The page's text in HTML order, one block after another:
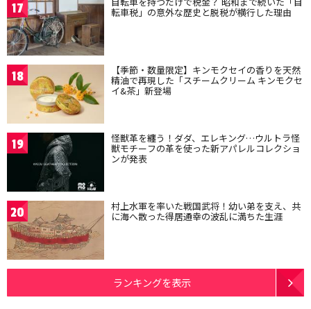
17 転車税」の意外な歴史と脱税が横行した理由
18 【季節・数量限定】キンモクセイの香りを天然
精油で再現した「スチームクリーム キンモクセ
イ&茶」新登場
19 怪獣革を纏う！ダダ、エレキング…ウルトラ怪
獣モチーフの革を使った新アパレルコレクショ
ンが発表
20 村上水軍を率いた戦国武将！幼い弟を支え、共
に海へ散った得居通幸の波乱に満ちた生涯
ランキングを表示